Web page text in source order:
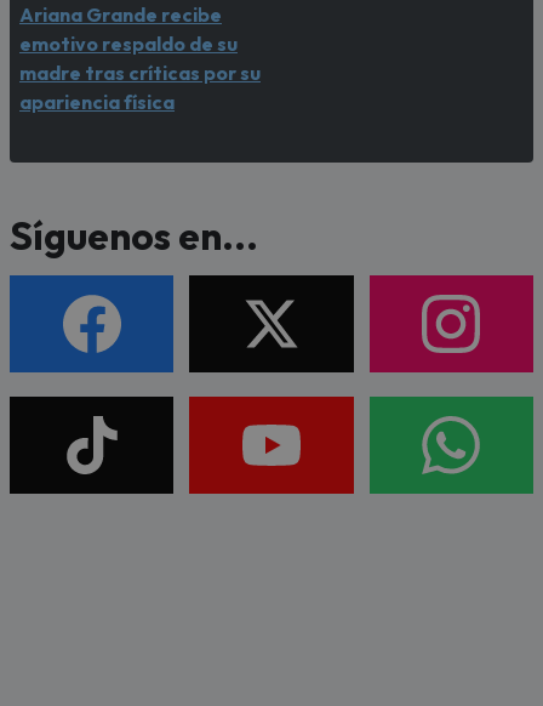
Ariana Grande recibe
emotivo respaldo de su
madre tras críticas por su
apariencia física
Síguenos en...